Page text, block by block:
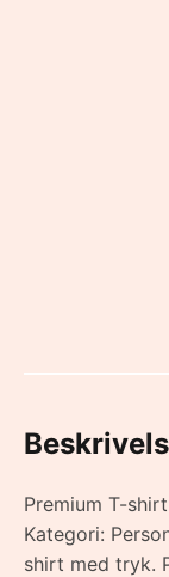
Premium T-
Kategori:
shirt med tryk.